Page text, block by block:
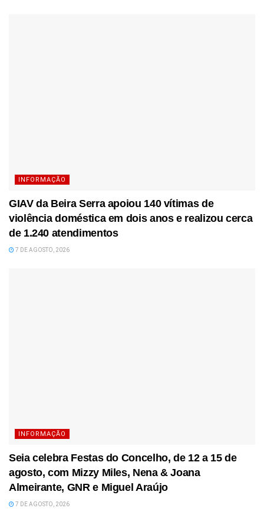
INFORMAÇÃO
GIAV da Beira Serra apoiou 140 vítimas de
violência doméstica em dois anos e realizou cerca
de 1.240 atendimentos
7 DE AGOSTO, 2026
INFORMAÇÃO
Seia celebra Festas do Concelho, de 12 a 15 de
agosto, com Mizzy Miles, Nena & Joana
Almeirante, GNR e Miguel Araújo
7 DE AGOSTO, 2026